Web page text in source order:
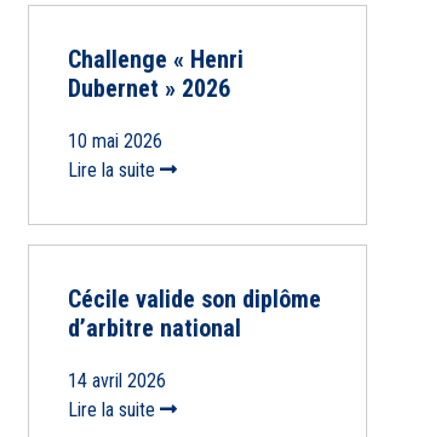
Challenge « Henri
Dubernet » 2026
10 mai 2026
Lire la suite
Cécile valide son diplôme
d’arbitre national
14 avril 2026
Lire la suite